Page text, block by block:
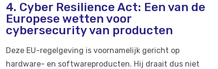
4. Cyber Resilience Act: Een van de
Europese wetten voor
cybersecurity van producten
Deze EU-regelgeving is voornamelijk gericht op
hardware- en softwareproducten. Hij draait dus niet